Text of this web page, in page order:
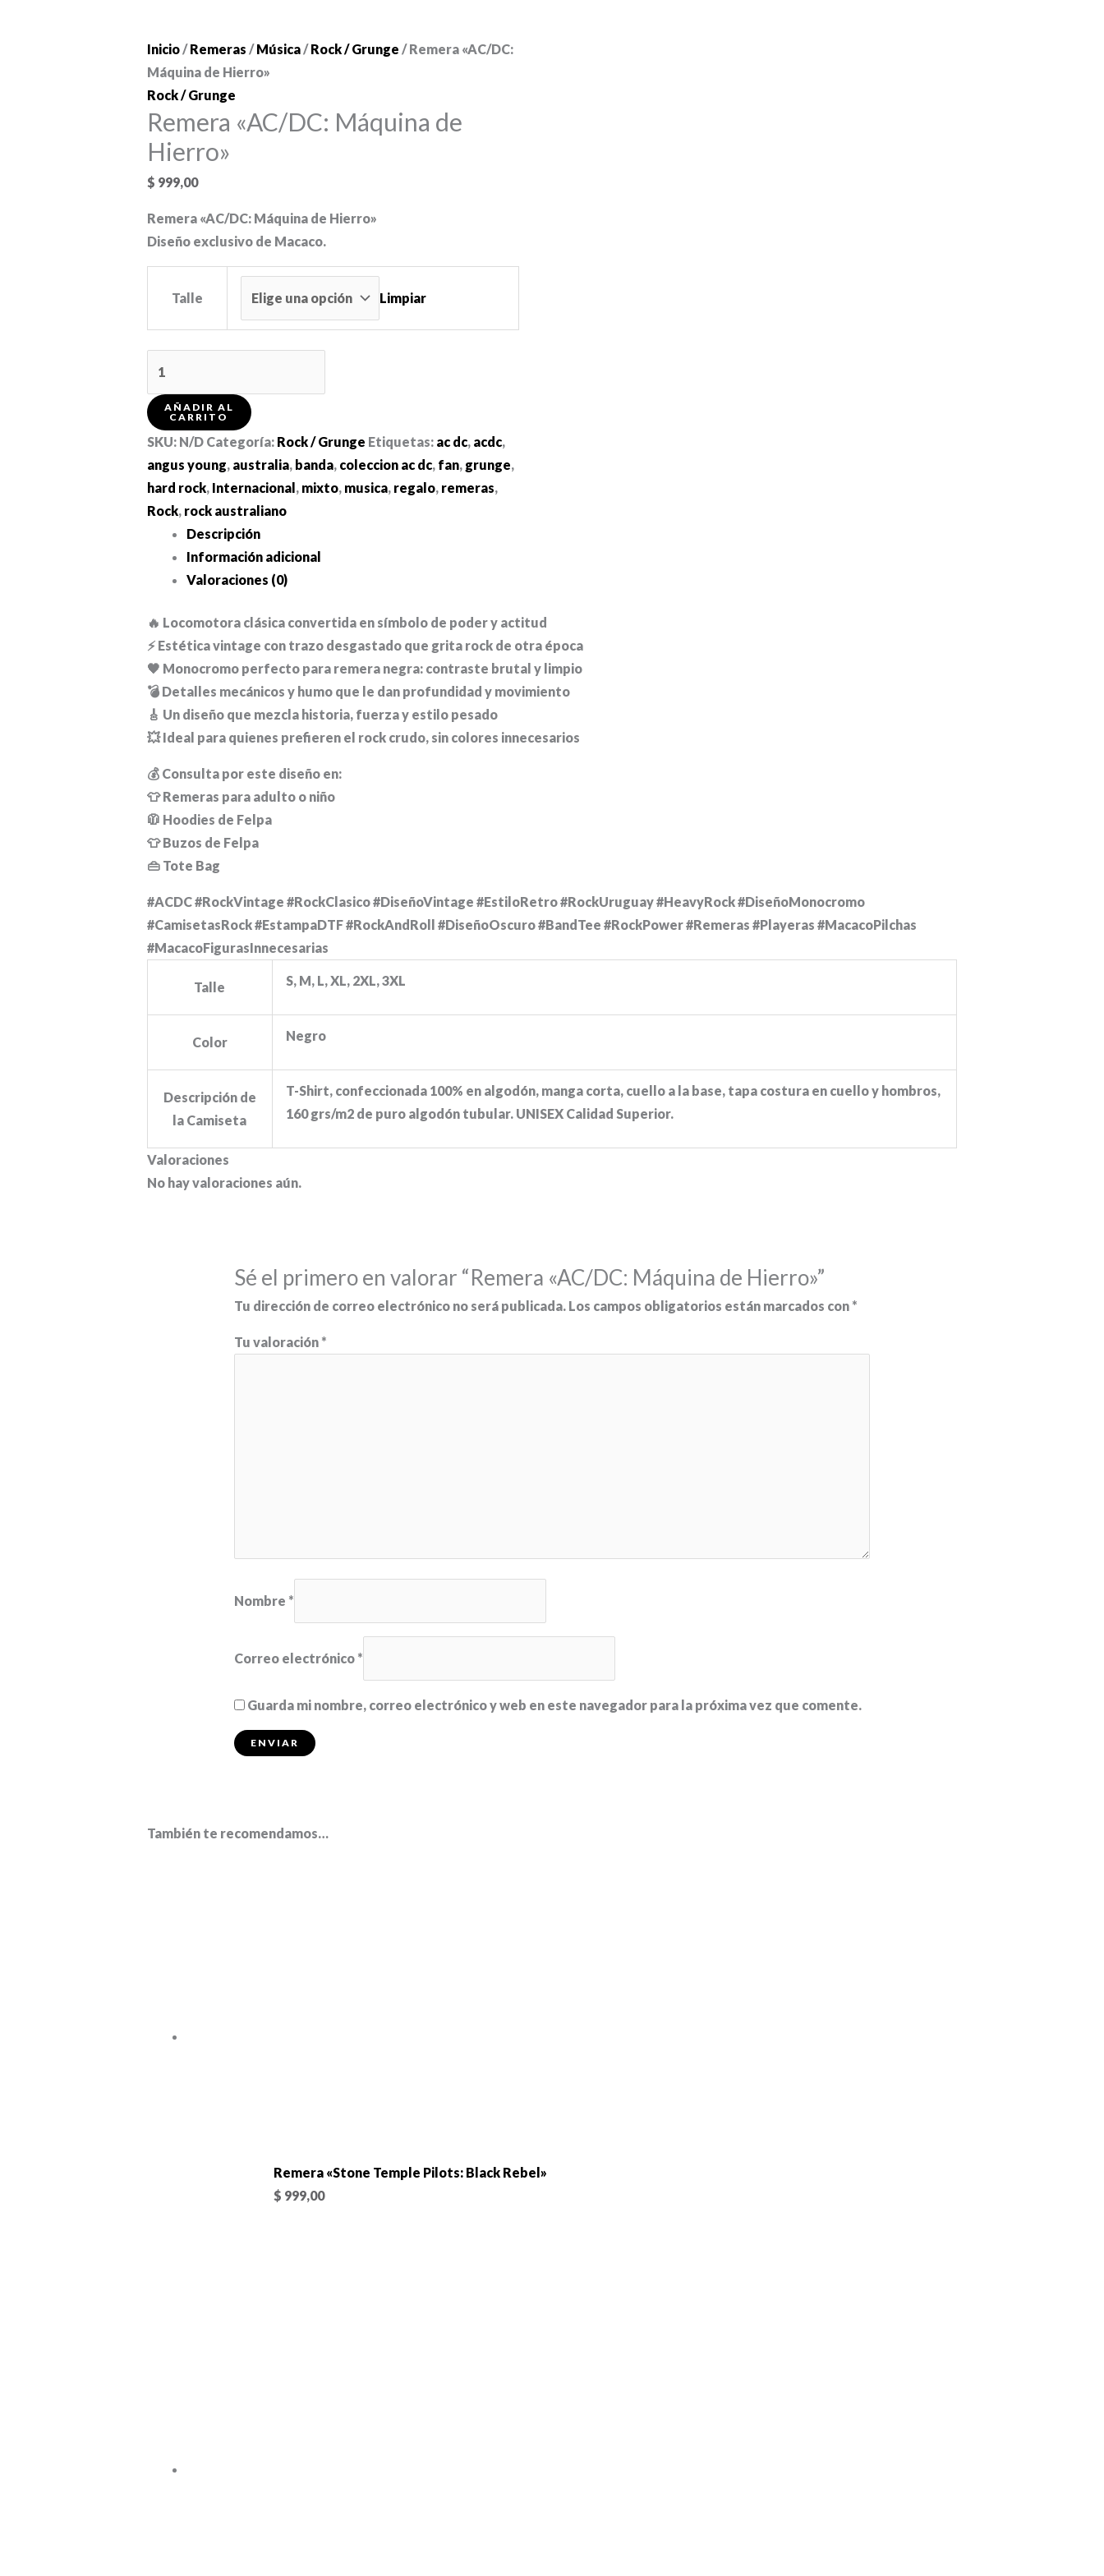
Inicio/Remeras /Música/Rock / Grunge / Remera «AC/DC:
Máquina de Hierro»
Rock / Grunge
Remera «AC/DC: Máquina de
Hierro»
$ 999,00
Remera «AC/DC: Máquina de Hierro»
Diseño exclusivo de Macaco.
Talle Limpiar
Máquina
de
Hierro"
cantidad
AÑADIR AL
CARRITO
SKU: N/D Categoría: Rock / Grunge Etiquetas: ac dc, acdc,
angus young, australia, banda, coleccion ac dc, fan, grunge,
hard rock, Internacional, mixto, musica, regalo, remeras,
Rock, rock australiano
Descripción
Información adicional
Valoraciones (0)
🔥 Locomotora clásica convertida en símbolo de poder y actitud
⚡ Estética vintage con trazo desgastado que grita rock de otra época
🖤 Monocromo perfecto para remera negra: contraste brutal y limpio
💣 Detalles mecánicos y humo que le dan profundidad y movimiento
🎸 Un diseño que mezcla historia, fuerza y estilo pesado
💥 Ideal para quienes prefieren el rock crudo, sin colores innecesarios
💰 Consulta por este diseño en:
👕 Remeras para adulto o niño
🧥 Hoodies de Felpa
👕 Buzos de Felpa
👜 Tote Bag
#ACDC #RockVintage #RockClasico #DiseñoVintage #EstiloRetro #RockUruguay #HeavyRock #DiseñoMonocromo
#CamisetasRock #EstampaDTF #RockAndRoll #DiseñoOscuro #BandTee #RockPower #Remeras #Playeras #MacacoPilchas
#MacacoFigurasInnecesarias
Talle S, M, L, XL, 2XL, 3XL
Color Negro
Descripción de
la Camiseta
T-Shirt, confeccionada 100% en algodón, manga corta, cuello a la base, tapa costura en cuello y hombros,
160 grs/m2 de puro algodón tubular. UNISEX Calidad Superior.
Valoraciones
No hay valoraciones aún.
Sé el primero en valorar “Remera «AC/DC: Máquina de Hierro»”
Tu dirección de correo electrónico no será publicada. Los campos obligatorios están marcados con *
Tu valoración *
Nombre *
Correo electrónico *
Guarda mi nombre, correo electrónico y web en este navegador para la próxima vez que comente.
También te recomendamos…
Remera «Stone Temple Pilots: Black Rebel»
$ 999,00